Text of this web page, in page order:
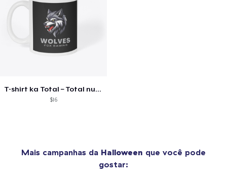
T-shirt ka Total – Total number
$16
Mais campanhas da Halloween que você pode
gostar: